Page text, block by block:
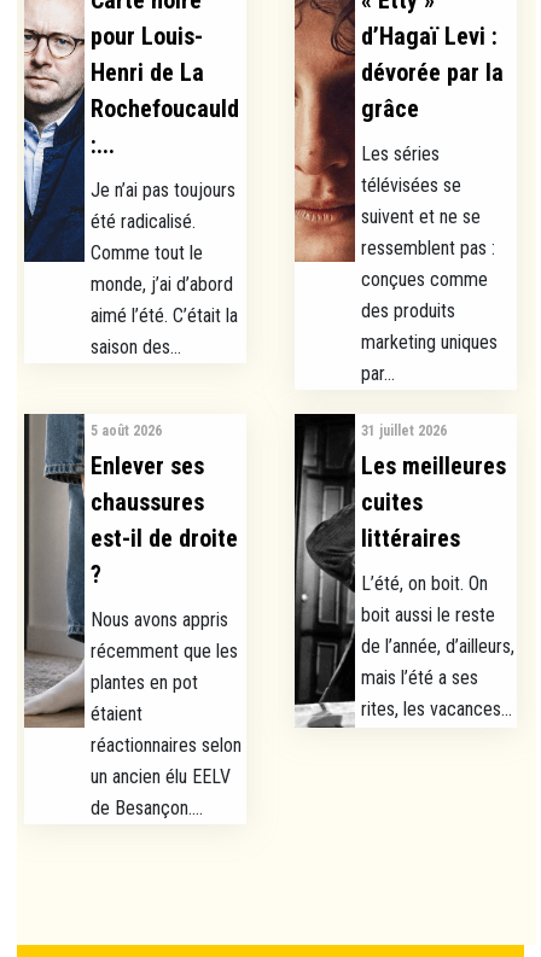
pour Louis-
Henri de La
Rochefoucauld
:...
Je n’ai pas toujours
été radicalisé.
Comme tout le
monde, j’ai d’abord
aimé l’été. C’était la
saison des...
d’Hagaï Levi :
dévorée par la
grâce
Les séries
télévisées se
suivent et ne se
ressemblent pas :
conçues comme
des produits
marketing uniques
par...
5 août 2026
Enlever ses
chaussures
est-il de droite
?
Nous avons appris
récemment que les
plantes en pot
étaient
réactionnaires selon
un ancien élu EELV
de Besançon....
31 juillet 2026
Les meilleures
cuites
littéraires
L’été, on boit. On
boit aussi le reste
de l’année, d’ailleurs,
mais l’été a ses
rites, les vacances...